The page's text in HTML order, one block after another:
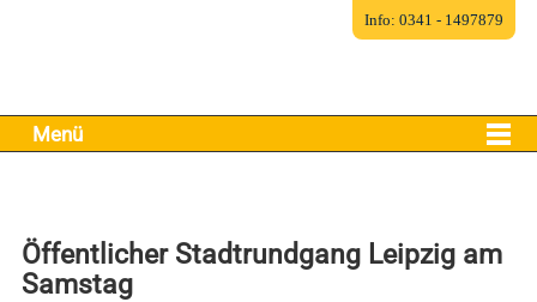
Menü
Öffentlicher Stadtrundgang Leipzig am
Samstag
Info: 0341 - 1497879